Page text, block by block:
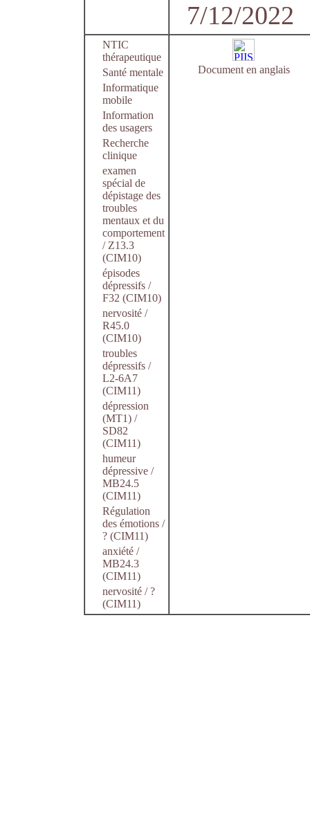
7/12/2022
NTIC
thérapeutique
Santé mentale
Informatique
mobile
Information
des usagers
Recherche
clinique
examen
spécial de
dépistage des
troubles
mentaux et du
comportement
/ Z13.3
(CIM10)
épisodes
dépressifs /
F32 (CIM10)
nervosité /
R45.0
(CIM10)
troubles
dépressifs /
L2-6A7
(CIM11)
dépression
(MT1) /
SD82
(CIM11)
humeur
dépressive /
MB24.5
(CIM11)
Régulation
des émotions /
? (CIM11)
anxiété /
MB24.3
(CIM11)
nervosité / ?
(CIM11)
Document en anglais